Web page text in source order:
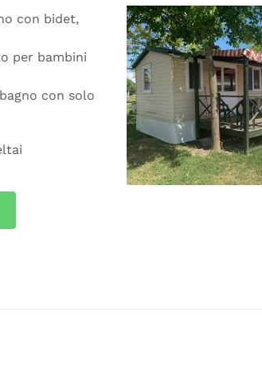
con bidet,
per bambini
con solo